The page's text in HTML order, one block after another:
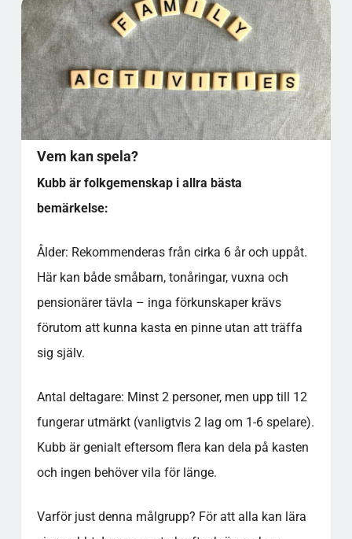
Vem kan spela?
Kubb är folkgemenskap i allra bästa
bemärkelse:
Ålder: Rekommenderas från cirka 6 år och uppåt.
Här kan både småbarn, tonåringar, vuxna och
pensionärer tävla – inga förkunskaper krävs
förutom att kunna kasta en pinne utan att träffa
sig själv.
Antal deltagare: Minst 2 personer, men upp till 12
fungerar utmärkt (vanligtvis 2 lag om 1-6 spelare).
Kubb är genialt eftersom flera kan dela på kasten
och ingen behöver vila för länge.
Varför just denna målgrupp? För att alla kan lära
Motivering:
Källor
Kubb (Wikipedia)
Låt oss testa din paratkunskap
FUN FACTS OCH DEN KLARA HISTORIEN
FUN FACTS
DEN KLARA HISTORIEN
CITAT FRÅN EXPERTER OCH SPELARE
FAKTA OCH SIFFROR
KÄLLOR
långa, utförliga svar
Vilka är de absolut grundläggande reglerna
känna till?
Hur stora ska planen och utrustningen vara
för att det ska bli "riktig" kubb?
Måste man vara exakt sex spelare per lag –
och får man dela upp kasten eller byta
spelare?
Hur går det till när fältkubbar kastas? Var får
de landa, och vad händer om de hamnar
Vad händer om jag råkar välta kungen innan